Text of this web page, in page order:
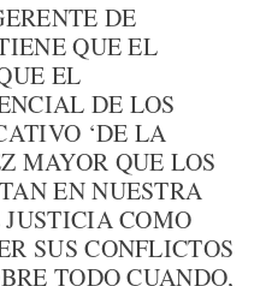
DE
QUE EL
EL
DE LOS
‘DE LA
MAYOR QUE LOS
EN NUESTRA
COMO
SUS CONFLICTOS
TODO CUANDO,